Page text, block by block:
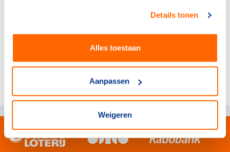
Details tonen
Alles toestaan
Aanpassen
Weigeren
Na dit praktijkprogramma kan de deelnemer bepalen of
dat geval is een individueel NOC*NSF-traject een
Deel dit artikel op social media: